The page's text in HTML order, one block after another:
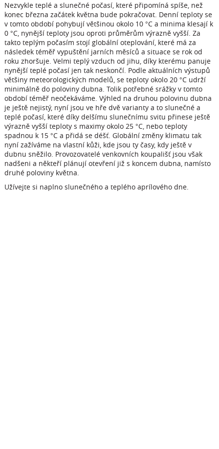
Nezvykle teplé a slunečné počasí, které připomíná spíše, než
konec března začátek května bude pokračovat. Denní teploty se
v tomto období pohybují většinou okolo 10 °C a minima klesají k
0 °C, nynější teploty jsou oproti průměrům výrazně vyšší. Za
takto teplým počasím stojí globální oteplování, které má za
následek téměř vypuštění jarních měsíců a situace se rok od
roku zhoršuje. Velmi teplý vzduch od jihu, díky kterému panuje
nynější teplé počasí jen tak neskončí. Podle aktuálních výstupů
většiny meteorologických modelů, se teploty okolo 20 °C udrží
minimálně do poloviny dubna. Tolik potřebné srážky v tomto
období téměř neočekáváme. Výhled na druhou polovinu dubna
je ještě nejistý, nyní jsou ve hře dvě varianty a to slunečné a
teplé počasí, které díky delšímu slunečnímu svitu přinese ještě
výrazně vyšší teploty s maximy okolo 25 °C, nebo teploty
spadnou k 15 °C a přidá se déšť. Globální změny klimatu tak
nyní zažíváme na vlastní kůži, kde jsou ty časy, kdy ještě v
dubnu sněžilo. Provozovatelé venkovních koupališť jsou však
nadšeni a někteří plánují otevření již s koncem dubna, namísto
druhé poloviny května.
Užívejte si naplno slunečného a teplého aprílového dne.